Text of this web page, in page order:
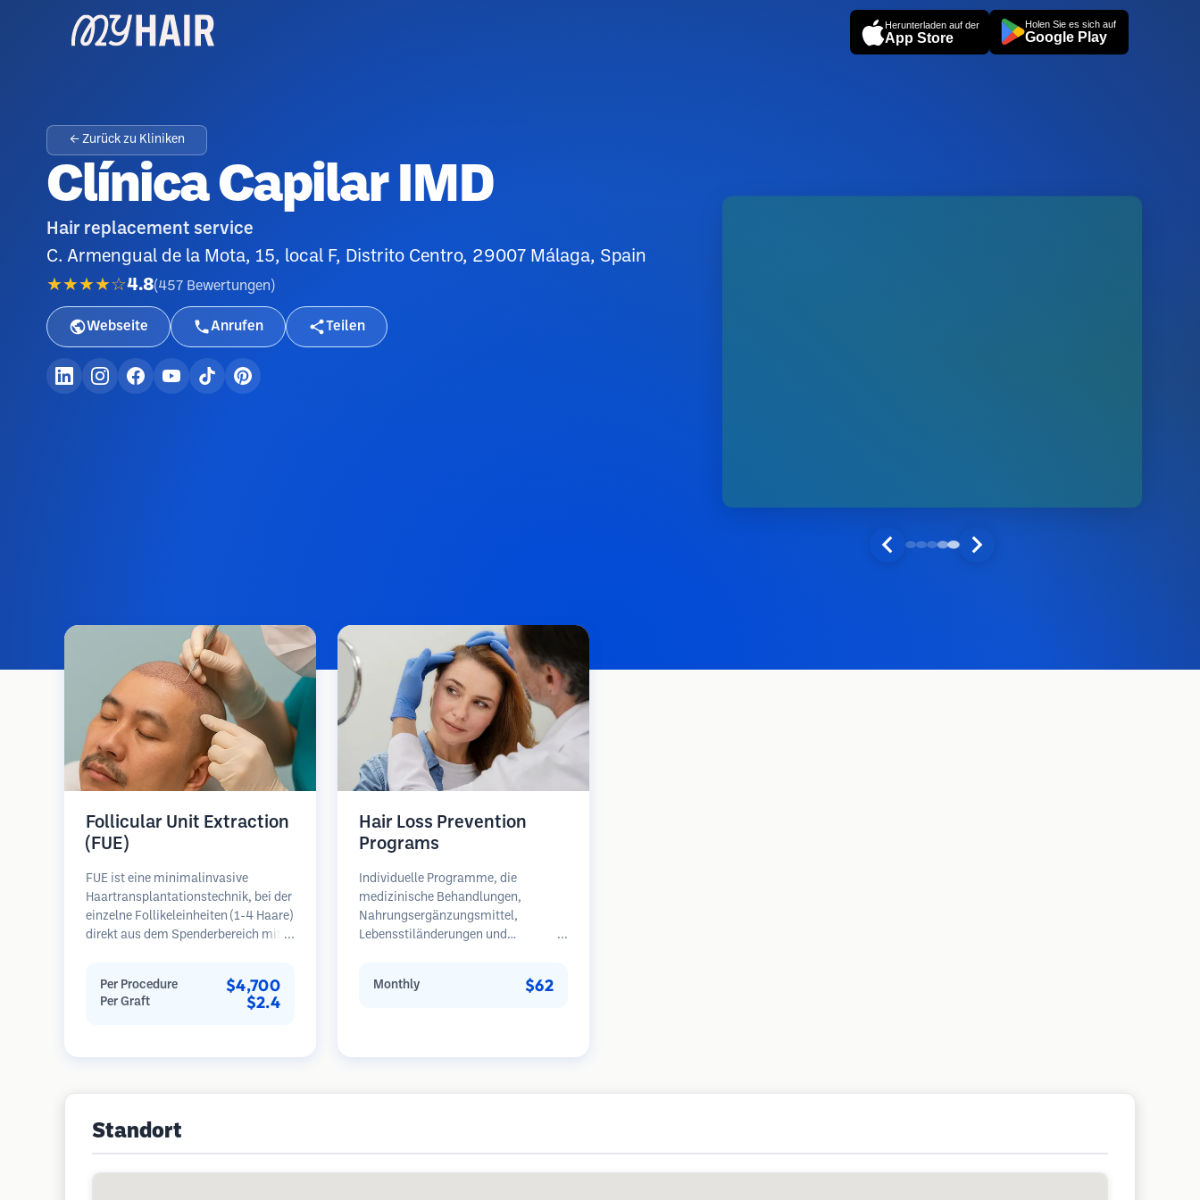
Herunterladen auf der
App Store
Holen Sie es sich auf
Google Play
← Zurück zu Kliniken
Clínica Capilar IMD
Hair replacement service
C. Armengual de la Mota, 15, local F, Distrito Centro, 29007 Málaga, Spain
★★★★☆4.8(457 Bewertungen )
Webseite Anrufen Teilen
Follicular Unit Extraction
(FUE)
FUE ist eine minimalinvasive
Haartransplantationstechnik, bei der
einzelne Follikeleinheiten (1-4 Haare)
direkt aus dem Spenderbereich mit
werden dann in die
Empfängerbereiche in kahlen Zonen
Per Procedure $4,700
Per Graft $2.4
Hair Loss Prevention
Programs
Individuelle Programme, die
medizinische Behandlungen,
Nahrungsergänzungsmittel,
Lebensstiländerungen und
Haarausfalls kombinieren.
Monthly $62
Standort